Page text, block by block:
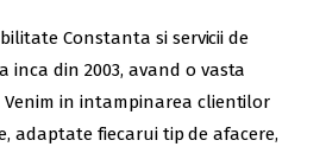
Constanta si servicii de
din 2003, avand o vasta
in intampinarea clientilor
adaptate fiecarui tip de afacere,